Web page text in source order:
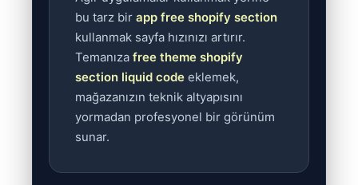
bu tarz bir app free shopify section
kullanmak sayfa hızınızı artırır.
Temanıza free theme shopify
section liquid code eklemek,
mağazanızın teknik altyapısını
yormadan profesyonel bir görünüm
sunar.